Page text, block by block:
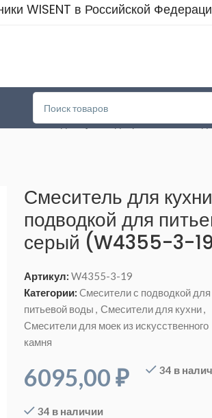
WISENT в Российской
Смеситель для кухни однорычажный с
Смеситель для
подводкой для
серый (W4355-3-
Артикул:W4355-3-19
Категории: Cмесители с подводкой для
питьевой воды
Смесители для кухни
Смесители для моек из искусственного
камня
6095,00₽ 34 в
34 в наличии